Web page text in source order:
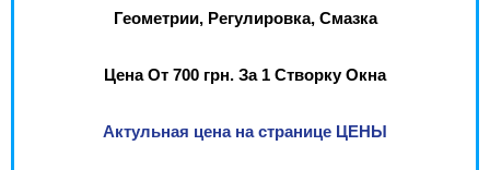
Геометрии, Регулировка, Смазка
Цена От 700 грн. За 1 Створку Окна
Актульная цена на странице ЦЕНЫ